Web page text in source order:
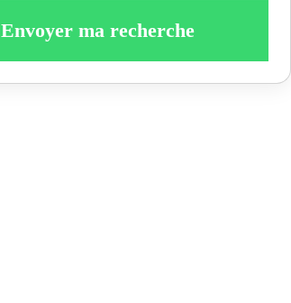
Envoyer ma recherche